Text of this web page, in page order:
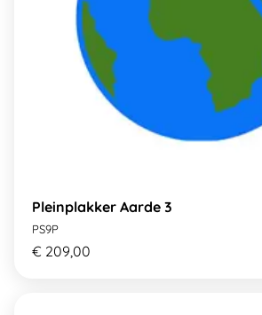
Pleinplakker Aarde 3
PS9P
€ 209,00